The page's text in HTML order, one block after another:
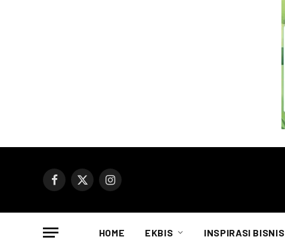
Facebook
X
Instagram
HOME EKBIS INSPIRASI BISNIS